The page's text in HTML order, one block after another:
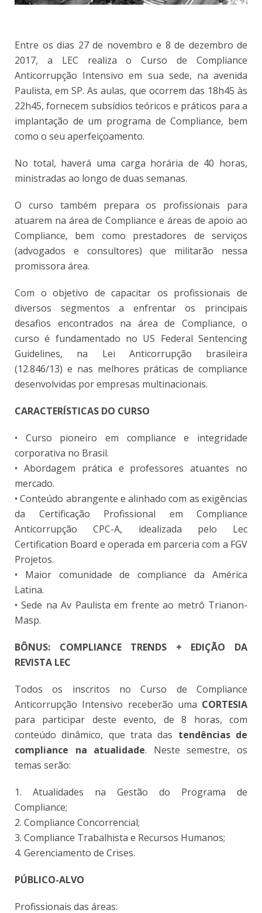
Entre os dias 27 de novembro e 8 de dezembro de
2017, a LEC realiza o Curso de Compliance
Anticorrupção Intensivo em sua sede, na avenida
Paulista, em SP. As aulas, que ocorrem das 18h45 às
22h45, fornecem subsídios teóricos e práticos para a
implantação de um programa de Compliance, bem
como o seu aperfeiçoamento.
No total, haverá uma carga horária de 40 horas,
ministradas ao longo de duas semanas.
O curso também prepara os profissionais para
atuarem na área de Compliance e áreas de apoio ao
Compliance, bem como prestadores de serviços
(advogados e consultores) que militarão nessa
promissora área.
Com o objetivo de capacitar os profissionais de
diversos segmentos a enfrentar os principais
desafios encontrados na área de Compliance, o
curso é fundamentado no US Federal Sentencing
Guidelines, na Lei Anticorrupção brasileira
(12.846/13) e nas melhores práticas de compliance
desenvolvidas por empresas multinacionais.
CARACTERÍSTICAS DO CURSO
• Curso pioneiro em compliance e integridade
corporativa no Brasil.
• Abordagem prática e professores atuantes no
mercado.
• Conteúdo abrangente e alinhado com as exigências
da Certificação Profissional em Compliance
Anticorrupção CPC-A, idealizada pelo Lec
Certification Board e operada em parceria com a FGV
Projetos.
• Maior comunidade de compliance da América
Latina.
• Sede na Av Paulista em frente ao metrô Trianon-
Masp.
BÔNUS: COMPLIANCE TRENDS + EDIÇÃO DA
REVISTA LEC
Todos os inscritos no Curso de Compliance
Anticorrupção Intensivo receberão uma CORTESIA
para participar deste evento, de 8 horas, com
conteúdo dinâmico, que trata das tendências de
compliance na atualidade. Neste semestre, os
temas serão:
1. Atualidades na Gestão do Programa de
Compliance;
2. Compliance Concorrencial;
3. Compliance Trabalhista e Recursos Humanos;
4. Gerenciamento de Crises.
PÚBLICO-ALVO
Profissionais das áreas: